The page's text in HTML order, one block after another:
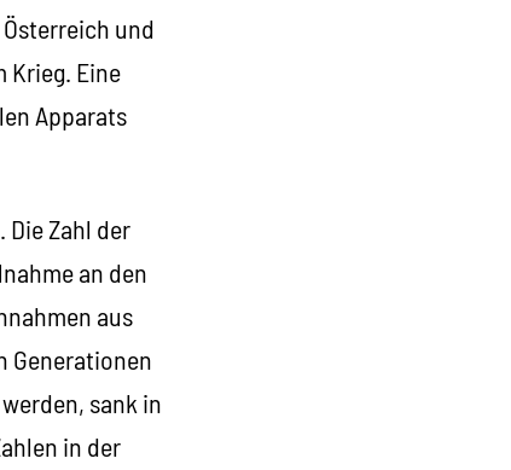
und
Krieg. Eine
Apparats
Zahl der
an den
aus
Generationen
sank in
in der